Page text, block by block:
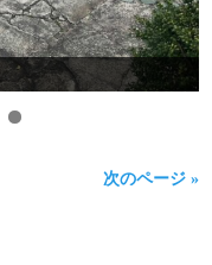
次のページ »